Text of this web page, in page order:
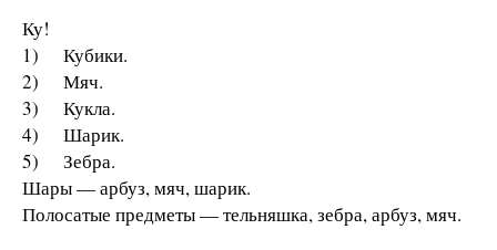
Ку!
1) Кубики.
2) Мяч.
3) Кукла.
4) Шарик.
5) Зебра.
Шары — арбуз, мяч, шарик.
Полосатые предметы — тельняшка, зебра, арбуз, мяч.